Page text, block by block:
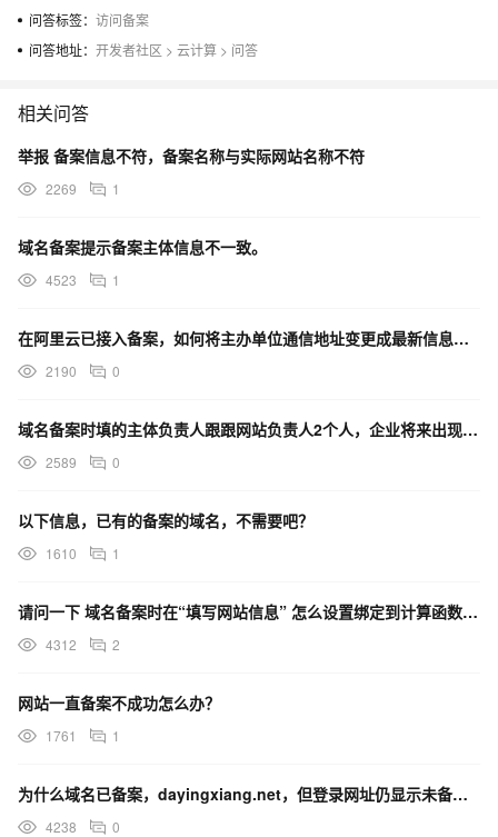
问答标签： 访问备案
问答地址： 开发者社区 > 云计算 > 问答
相关问答
举报 备案信息不符，备案名称与实际网站名称不符
2269 1
域名备案提示备案主体信息不一致。
4523 1
在阿里云已接入备案，如何将主办单位通信地址变更成最新信息？操作步骤有哪些？
2190 0
域名备案时填的主体负责人跟跟网站负责人2个人，企业将来出现经营风险谁承担
2589 0
以下信息，已有的备案的域名，不需要吧？
1610 1
请问一下 域名备案时在“填写网站信息” 怎么设置绑定到计算函数中呢 不想设置ECS。
4312 2
网站一直备案不成功怎么办？
1761 1
为什么域名已备案，dayingxiang.net，但登录网址仍显示未备案？
4238 0